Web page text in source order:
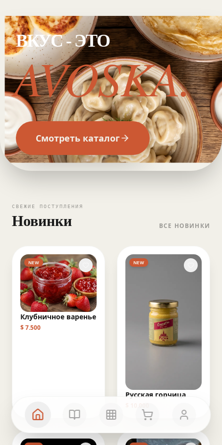
ВКУС - ЭТО
AVOSKA.
Смотреть каталог
СВЕЖИЕ ПОСТУПЛЕНИЯ
Новинки ВСЕ НОВИНКИ
NEW
Клубничное варенье
$7.500
NEW
Русская горчица